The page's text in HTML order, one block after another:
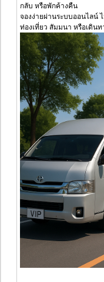
กลับ หรือพักค้างคืน
จองง่ายผ่านระบบออนไลน์
ท่องเที่ยว สัมมนา หรือเดิน